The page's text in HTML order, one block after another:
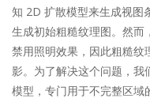
知 2D 扩散模型来生成视图
生成初始粗糙纹理图。然
禁用照明效果，因此粗糙纹
影。为了解决这个问题，我
模型，专门用于不完整区域